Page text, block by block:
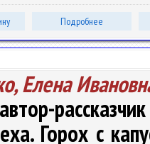
Подробнее
Елена
Горох с